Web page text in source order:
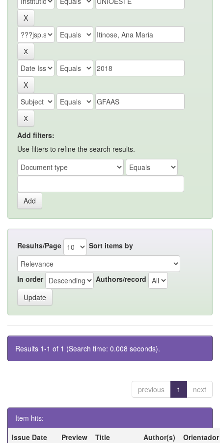
Add filters:
Use filters to refine the search results.
Results/Page Sort items by
In order Authors/record
Results 1-1 of 1 (Search time: 0.008 seconds).
previous 1 next
Item hits:
Issue Date
Preview Title Author(s) Orientador